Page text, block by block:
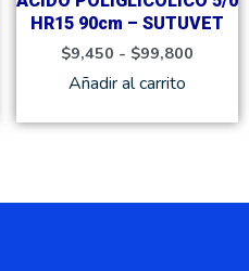
HR15 90cm – SUTUVET
$9,450 - $99,800
Añadir al carrito
Las
elegir
página